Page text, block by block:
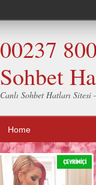
00237
Sohbet
Canlı Sohbet Hatları Sitesi
Home